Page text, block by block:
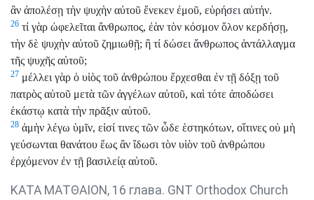
ἂν ἀπολέσῃ τὴν ψυχὴν αὐτοῦ ἕνεκεν ἐμοῦ, εὑρήσει αὐτήν.
26 τί γὰρ ὠφελεῖται ἄνθρωπος, ἐὰν τὸν κόσμον ὅλον κερδήσῃ,
τὴν δὲ ψυχὴν αὐτοῦ ζημιωθῇ; ἢ τί δώσει ἄνθρωπος ἀντάλλαγμα
τῆς ψυχῆς αὐτοῦ;
27 μέλλει γὰρ ὁ υἱὸς τοῦ ἀνθρώπου ἔρχεσθαι ἐν τῇ δόξῃ τοῦ
πατρὸς αὐτοῦ μετὰ τῶν ἀγγέλων αὐτοῦ, καὶ τότε ἀποδώσει
ἑκάστῳ κατὰ τὴν πρᾶξιν αὐτοῦ.
28 ἀμὴν λέγω ὑμῖν, εἰσί τινες τῶν ὧδε ἑστηκότων, οἵτινες οὐ μὴ
γεύσωνται θανάτου ἕως ἂν ἴδωσι τὸν υἱὸν τοῦ ἀνθρώπου
ἐρχόμενον ἐν τῇ βασιλείᾳ αὐτοῦ.
ΚΑΤΑ ΜΑΤΘΑΙΟΝ, 16 глава. GNT Orthodox Church